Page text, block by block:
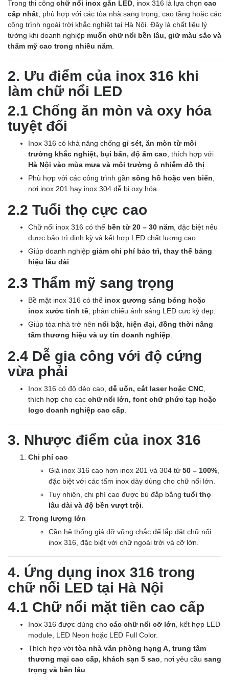
Trong thi công chữ nổi inox gắn LED , inox 316 là lựa chọn cao
cấp nhất , phù hợp với các tòa nhà sang trọng, cao tầng hoặc các
công trình ngoài trời khắc nghiệt tại Hà Nội. Đây là chất liệu lý
tưởng khi doanh nghiệp muốn chữ nổi bền lâu, giữ màu sắc và
thẩm mỹ cao trong nhiều năm
2. Ưu điểm của inox 316 khi
làm chữ nổi LED
2.1 Chống ăn mòn và oxy hóa
tuyệt đối
Inox 316 có khả năng chống gỉ sét, ăn mòn từ môi
trường khắc nghiệt, bụi bẩn, độ ẩm cao , thích hợp với
Hà Nội vào mùa mưa và môi trường ô nhiễm đô thị
Phù hợp với các công trình gần sông hồ hoặc ven biển
nơi inox 201 hay inox 304 dễ bị oxy hóa.
2.2 Tuổi thọ cực cao
Chữ nổi inox 316 có thể bền từ 20 – 30 năm , đặc biệt nếu
được bảo trì định kỳ và kết hợp LED chất lượng cao.
Giúp doanh nghiệp giảm chi phí bảo trì, thay thế bảng
hiệu lâu dài
2.3 Thẩm mỹ sang trọng
Bề mặt inox 316 có thể inox gương sáng bóng hoặc
inox xước tinh tế , phản chiếu ánh sáng LED cực kỳ đẹp.
Giúp tòa nhà trở nên nổi bật, hiện đại, đồng thời nâng
tầm thương hiệu và uy tín doanh nghiệp
2.4 Dễ gia công với độ cứng
vừa phải
Inox 316 có độ dẻo cao, dễ uốn, cắt laser hoặc CNC
thích hợp cho các chữ nổi lớn, font chữ phức tạp hoặc
logo doanh nghiệp cao cấp
3. Nhược điểm của inox 316
Chi phí cao
Giá inox 316 cao hơn inox 201 và 304 từ 50 – 100%
đặc biệt với các tấm inox dày dùng cho chữ nổi lớn.
Tuy nhiên, chi phí cao được bù đắp bằng tuổi thọ
lâu dài và độ bền vượt trội
Trọng lượng lớn
Cần hệ thống giá đỡ vững chắc để lắp đặt chữ nổi
inox 316, đặc biệt với chữ ngoài trời và cỡ lớn.
4. Ứng dụng inox 316 trong
chữ nổi LED tại Hà Nội
4.1 Chữ nổi mặt tiền cao cấp
Inox 316 được dùng cho các chữ nổi cỡ lớn , kết hợp LED
module, LED Neon hoặc LED Full Color.
Thích hợp với tòa nhà văn phòng hạng A, trung tâm
thương mại cao cấp, khách sạn 5 sao , nơi yêu cầu sang
trọng và bền lâu